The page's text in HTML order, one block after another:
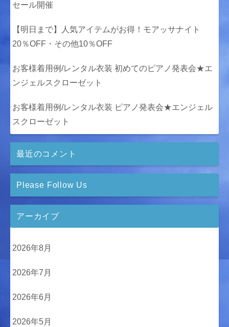
セール開催
【明日まで】人気アイテムがお得！モアッサナイト
20％OFF・その他10％OFF
お客様着用例/レンタル衣装 初めてのピアノ発表会★エ
ンジェルスクローゼット
お客様着用例/レンタル衣装 ピアノ発表会★エンジェル
スクローゼット
最近のコメント
Please Follow Us
アーカイブ
2026年8月
2026年7月
2026年6月
2026年5月